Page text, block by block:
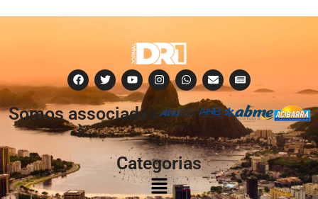
Somos associados
à:
Categorias